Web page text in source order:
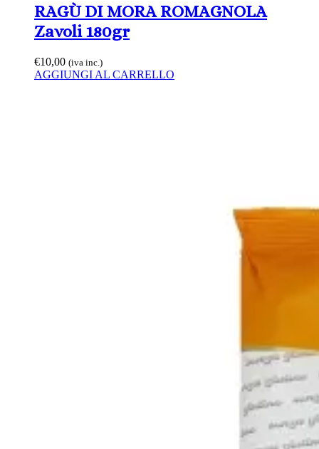
RAGÙ DI MORA ROMAGNOLA
Zavoli 180gr
€10,00 (iva inc.)
AGGIUNGI AL CARRELLO